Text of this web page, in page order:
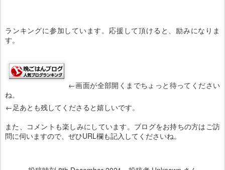
ランキングに参加しています。応援して頂けると、励みになりま
す。
←画面が全部開くまでちょっと待ってください
ね。
←足あとも残してくださると嬉しいです。
また、コメントも楽しみにしています。ブログをお持ちの方はご訪
問に伺いますので、ぜひURL欄も記入してくださいね。